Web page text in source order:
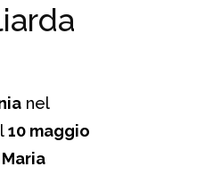
nel
10 maggio
Maria